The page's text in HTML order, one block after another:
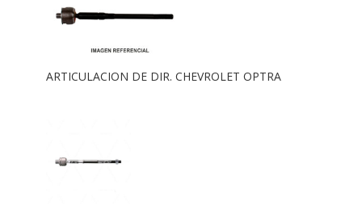
ARTICULACION DE DIR. CHEVROLET OPTRA